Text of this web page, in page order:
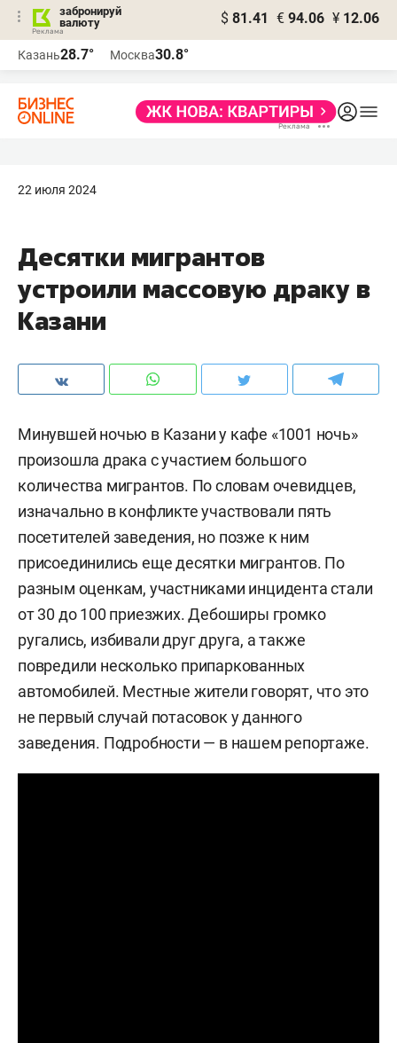
забронируй
валюту
$ 81.41 € 94.06 ¥ 12.06
Казань28.7° Москва30.8°
22 июля 2024
Десятки мигрантов
устроили массовую драку в
Казани
Минувшей ночью в Казани у кафе «1001 ночь»
произошла драка с участием большого
количества мигрантов. По словам очевидцев,
изначально в конфликте участвовали пять
посетителей заведения, но позже к ним
присоединились еще десятки мигрантов. По
разным оценкам, участниками инцидента стали
от 30 до 100 приезжих. Дебоширы громко
ругались, избивали друг друга, а также
повредили несколько припаркованных
автомобилей. Местные жители говорят, что это
не первый случай потасовок у данного
заведения. Подробности — в нашем репортаже.